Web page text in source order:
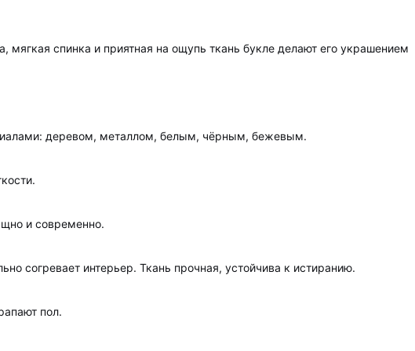
спинка и приятная на ощупь ткань букле делают его украшением
деревом, металлом, белым, чёрным, бежевым.
и современно.
согревает интерьер. Ткань прочная, устойчива к истиранию.
пол.